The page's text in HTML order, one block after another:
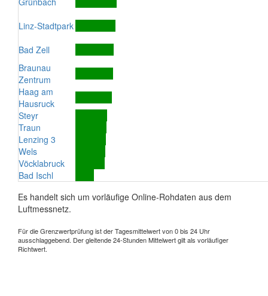
Linz-Stadtpark
Bad Zell
Braunau
Zentrum
Haag am
Hausruck
Steyr
Traun
Lenzing 3
Wels
Vöcklabruck
Bad Ischl
Es handelt sich um vorläufige Online-Rohdaten aus dem
Luftmessnetz.
Für die Grenzwertprüfung ist der Tagesmittelwert von 0 bis 24 Uhr
ausschlaggebend. Der gleitende 24-Stunden Mittelwert gilt als vorläufiger
Richtwert.